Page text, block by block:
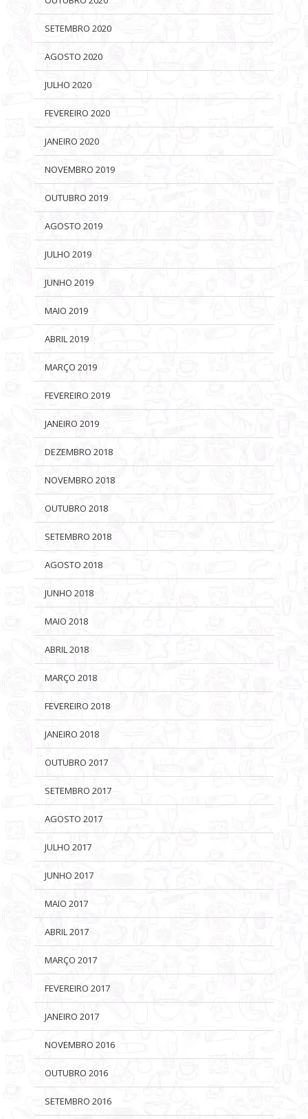
SETEMBRO 2020
AGOSTO 2020
JULHO 2020
FEVEREIRO 2020
JANEIRO 2020
NOVEMBRO 2019
OUTUBRO 2019
AGOSTO 2019
JULHO 2019
JUNHO 2019
MAIO 2019
ABRIL 2019
MARÇO 2019
FEVEREIRO 2019
JANEIRO 2019
DEZEMBRO 2018
NOVEMBRO 2018
OUTUBRO 2018
SETEMBRO 2018
AGOSTO 2018
JUNHO 2018
MAIO 2018
ABRIL 2018
MARÇO 2018
FEVEREIRO 2018
JANEIRO 2018
OUTUBRO 2017
SETEMBRO 2017
AGOSTO 2017
JULHO 2017
JUNHO 2017
MAIO 2017
ABRIL 2017
MARÇO 2017
FEVEREIRO 2017
JANEIRO 2017
NOVEMBRO 2016
OUTUBRO 2016
SETEMBRO 2016